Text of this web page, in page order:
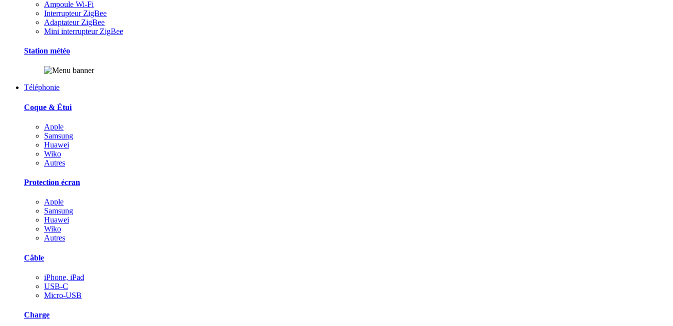
Ampoule Wi-Fi
Interrupteur ZigBee
Adaptateur ZigBee
Mini interrupteur ZigBee
Station météo
Téléphonie
Coque & Étui
Apple
Samsung
Huawei
Wiko
Autres
Protection écran
Apple
Samsung
Huawei
Wiko
Autres
Câble
iPhone, iPad
USB-C
Micro-USB
Charge